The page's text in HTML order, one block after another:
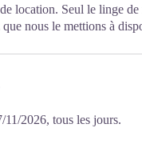
location. Seul le linge de
nous le mettions à
2026, tous les jours.